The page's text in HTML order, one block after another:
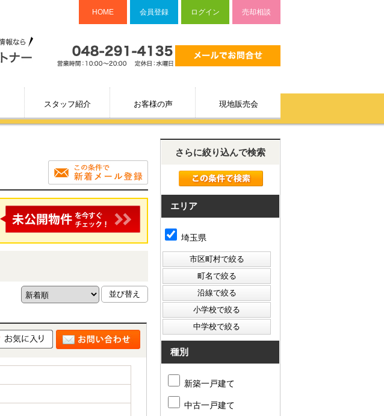
HOME 会員登録 ログイン 売却相談
スタッフ紹介 お客様の声 現地販売会
さらに絞り込んで検索
エリア
埼玉県
種別
新築一戸建て
中古一戸建て